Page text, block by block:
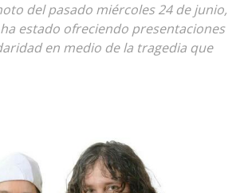
del pasado miércoles 24 de junio,
estado ofreciendo presentaciones
en medio de la tragedia que